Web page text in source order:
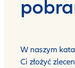
W naszym
Ci złożyć